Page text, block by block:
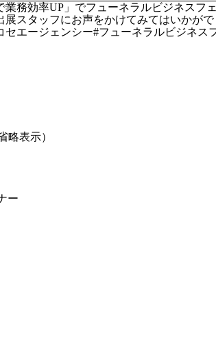
務効率UP」でフューネラルビジネスフ
スタッフにお声をかけてみてはいかがで
エージェンシー#フューネラルビジネス
略表示）